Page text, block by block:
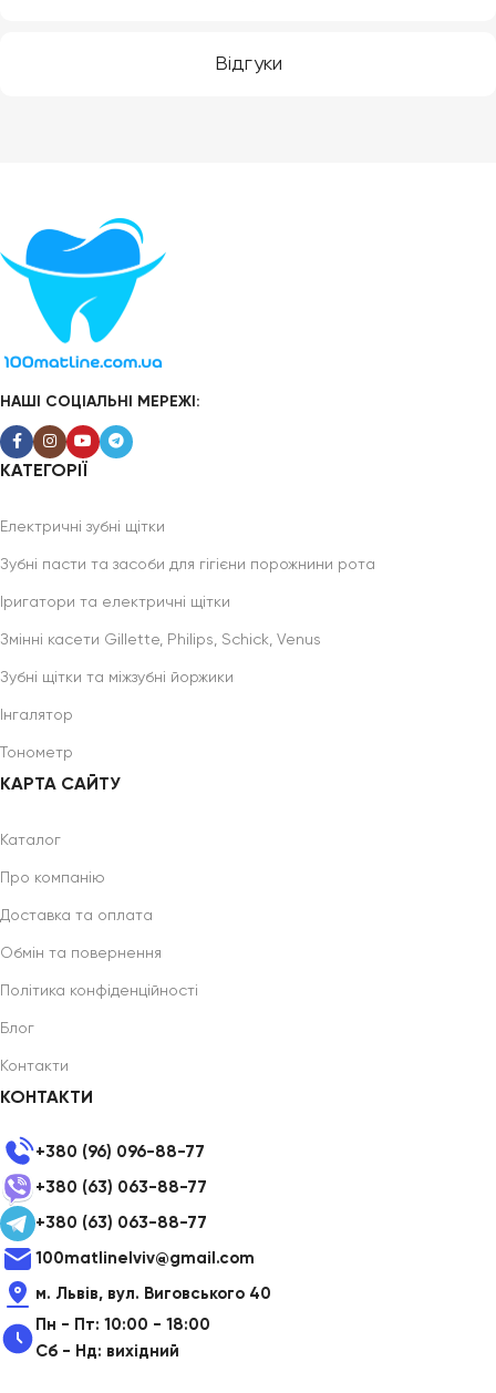
Відгуки
НАШІ СОЦІАЛЬНІ МЕРЕЖІ:
КАТЕГОРІЇ
Електричні зубні щітки
Зубні пасти та засоби для гігієни порожнини рота
Іригатори та електричні щітки
Змінні касети Gillette, Philips, Schick, Venus
Зубні щітки та міжзубні йоржики
Інгалятор
Тонометр
КАРТА САЙТУ
Каталог
Про компанію
Доставка та оплата
Обмін та повернення
Політика конфіденційності
Блог
Контакти
КОНТАКТИ
+380 (96) 096-88-77
+380 (63) 063-88-77
+380 (63) 063-88-77
100matlinelviv@gmail.com
м. Львів, вул. Виговського 40
Пн - Пт: 10:00 - 18:00
Сб - Нд: вихідний